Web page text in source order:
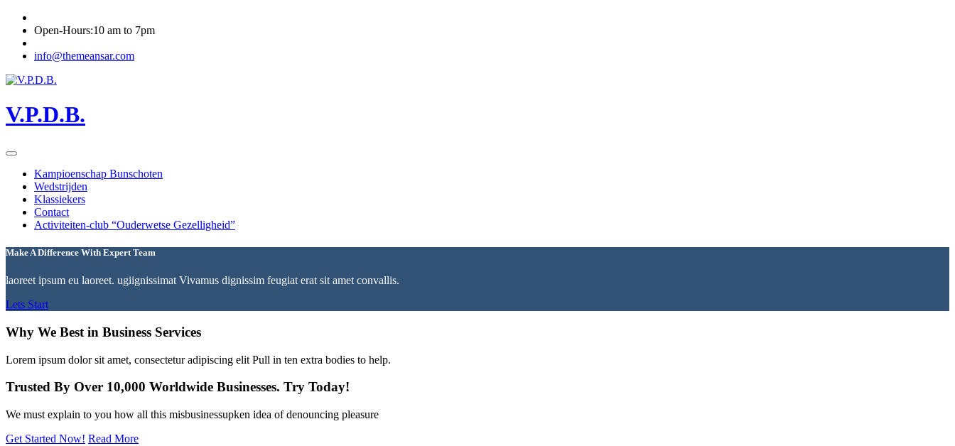
Open-Hours:10 am to 7pm
info@themeansar.com
V.P.D.B.
Kampioenschap Bunschoten
Wedstrijden
Klassiekers
Contact
Activiteiten-club “Ouderwetse Gezelligheid”
Make A Difference With Expert Team
laoreet ipsum eu laoreet. ugiignissimat Vivamus dignissim feugiat erat sit amet convallis.
Lets Start
Why We Best in Business Services
Lorem ipsum dolor sit amet, consectetur adipiscing elit Pull in ten extra bodies to help.
Trusted By Over 10,000 Worldwide Businesses. Try Today!
We must explain to you how all this misbusinessupken idea of denouncing pleasure
Get Started Now! Read More